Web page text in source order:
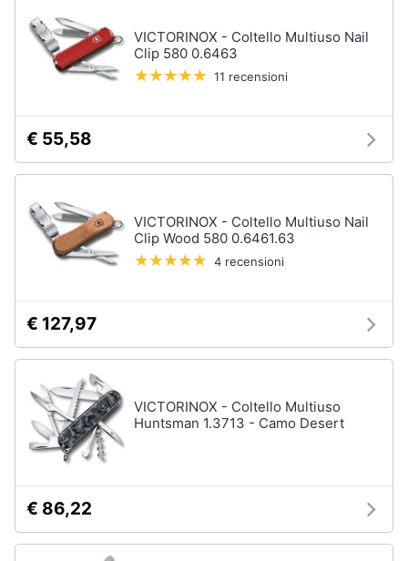
VICTORINOX - Coltello Multiuso Nail
Clip 580 0.6463
11 recensioni
€ 55,58
VICTORINOX - Coltello Multiuso Nail
Clip Wood 580 0.6461.63
4 recensioni
€ 127,97
VICTORINOX - Coltello Multiuso
Huntsman 1.3713 - Camo Desert
€ 86,22